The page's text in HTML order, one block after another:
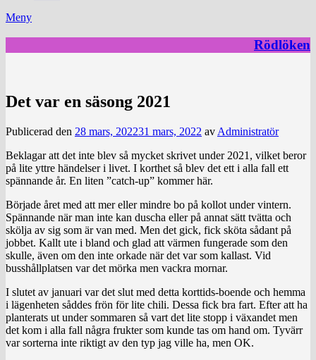
Meny
Rödlöken
Det var en säsong 2021
Publicerad den 28 mars, 202231 mars, 2022 av Administratör
Beklagar att det inte blev så mycket skrivet under 2021, vilket beror
på lite yttre händelser i livet. I korthet så blev det ett i alla fall ett
spännande år. En liten ”catch-up” kommer här.
Började året med att mer eller mindre bo på kollot under vintern.
Spännande när man inte kan duscha eller på annat sätt tvätta och
skölja av sig som är van med. Men det gick, fick sköta sådant på
jobbet. Kallt ute i bland och glad att värmen fungerade som den
skulle, även om den inte orkade när det var som kallast. Vid
busshållplatsen var det mörka men vackra mornar.
I slutet av januari var det slut med detta korttids-boende och hemma
i lägenheten såddes frön för lite chili. Dessa fick bra fart. Efter att ha
planterats ut under sommaren så vart det lite stopp i växandet men
det kom i alla fall några frukter som kunde tas om hand om. Tyvärr
var sorterna inte riktigt av den typ jag ville ha, men OK.